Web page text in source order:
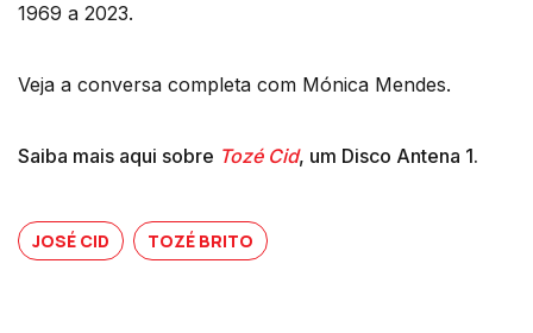
1969 a 2023.
Veja a conversa completa com Mónica Mendes.
Saiba mais aqui sobre Tozé Cid, um Disco Antena 1.
JOSÉ CID TOZÉ BRITO